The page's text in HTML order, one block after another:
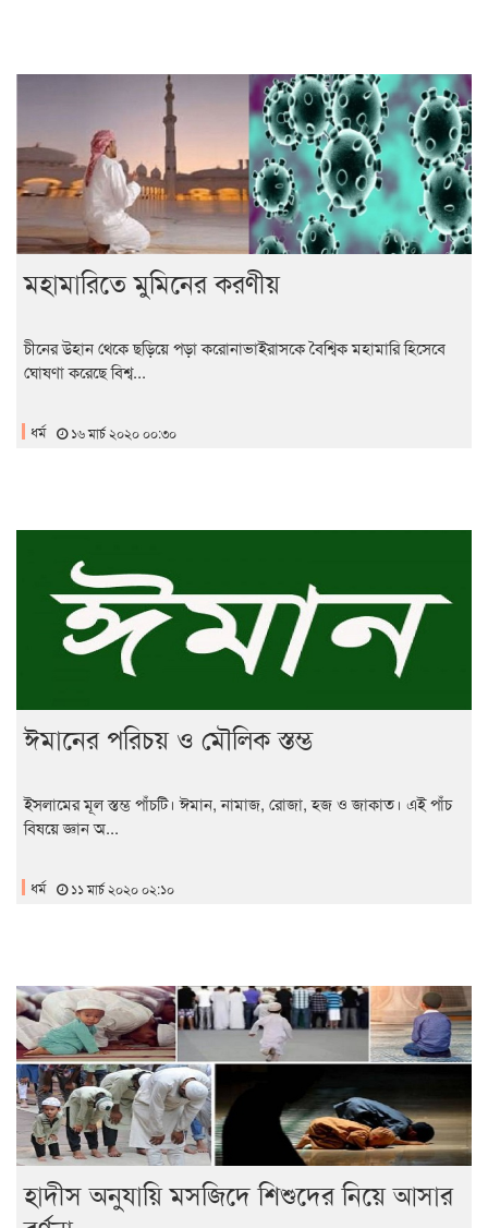
মহামারিতে মুমিনের করণীয়
চীনের উহান থেকে ছড়িয়ে পড়া করোনাভাইরাসকে বৈশ্বিক মহামারি হিসেবে
ঘোষণা করেছে বিশ্ব...
ধর্ম ১৬ মার্চ ২০২০ ০০:৩০
ঈমানের পরিচয় ও মৌলিক স্তম্ভ
ইসলামের মূল স্তম্ভ পাঁচটি। ঈমান, নামাজ, রোজা, হজ ও জাকাত। এই পাঁচ
বিষয়ে জ্ঞান অ...
ধর্ম ১১ মার্চ ২০২০ ০২:১০
হাদীস অনুযায়ি মসজিদে শিশুদের নিয়ে আসার